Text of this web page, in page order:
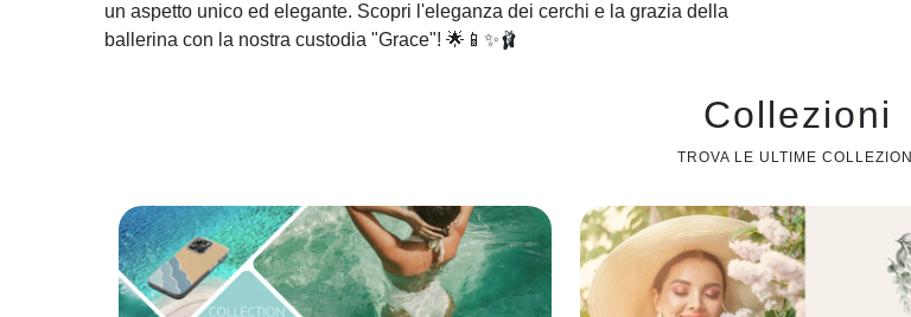
un aspetto unico ed elegante. Scopri l'eleganza dei cerchi e la grazia della
ballerina con la nostra custodia "Grace"! 🌟📱✨🩰
Collezioni
TROVA LE ULTIME COLLEZIONI